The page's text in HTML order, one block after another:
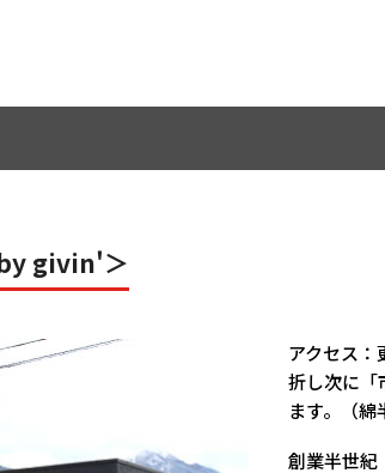
givin'＞
アクセス：
折し次に「
ます。（綿
創業半世紀